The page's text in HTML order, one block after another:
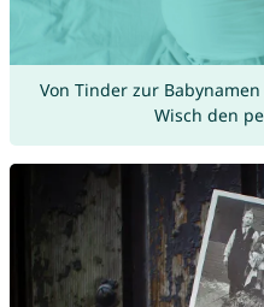
Von Tinder zur
Wisch den